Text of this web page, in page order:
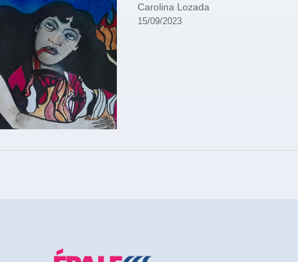
Carolina Lozada
15/09/2023